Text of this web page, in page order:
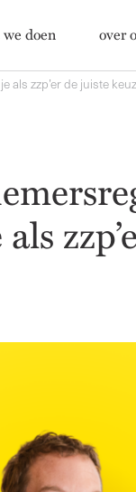
doen over
als zzp’er de juiste